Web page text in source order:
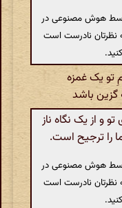
هوش مصنوعی در
نظرتان نادرست است
تو یک غمزه
گزین باشد
و از یک نگاه ناز
را ترجیح است.
هوش مصنوعی در
نظرتان نادرست است